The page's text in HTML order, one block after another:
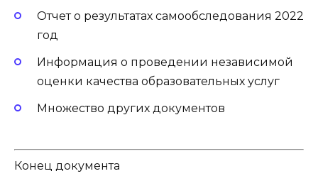
Отчет о результатах самообследования 2022
год
Информация о проведении независимой
оценки качества образовательных услуг
Множество других документов
Конец документа